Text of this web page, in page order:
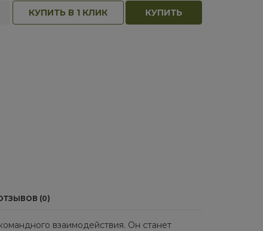
КУПИТЬ В 1 КЛИК КУПИТЬ
(0)
взаимодействия. Он станет